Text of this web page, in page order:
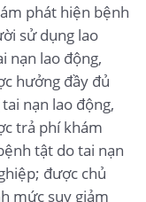
phát hiện bệnh
sử dụng lao
nạn lao động,
hưởng đầy đủ
nạn lao động,
trả phí khám
tật do tai nạn
được chủ
mức suy giảm